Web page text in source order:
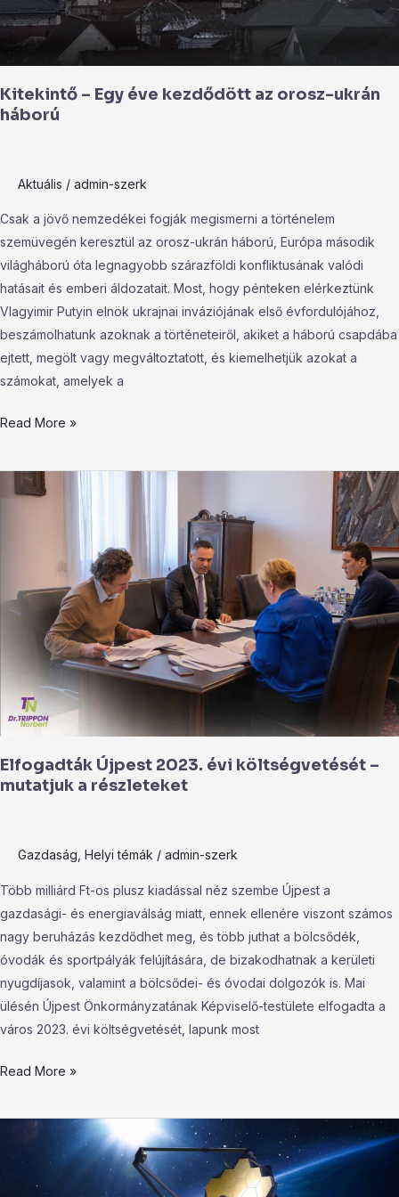
Kitekintő – Egy éve kezdődött az orosz-ukrán
háború
Aktuális / admin-szerk
Csak a jövő nemzedékei fogják megismerni a történelem
szemüvegén keresztül az orosz-ukrán háború, Európa második
világháború óta legnagyobb szárazföldi konfliktusának valódi
hatásait és emberi áldozatait. Most, hogy pénteken elérkeztünk
Vlagyimir Putyin elnök ukrajnai inváziójának első évfordulójához,
beszámolhatunk azoknak a történeteiről, akiket a háború csapdába
ejtett, megölt vagy megváltoztatott, és kiemelhetjük azokat a
számokat, amelyek a
Read More »
Elfogadták Újpest 2023. évi költségvetését –
mutatjuk a részleteket
Gazdaság Helyi témák / admin-szerk
Több milliárd Ft-os plusz kiadással néz szembe Újpest a
gazdasági- és energiaválság miatt, ennek ellenére viszont számos
nagy beruházás kezdődhet meg, és több juthat a bölcsődék,
óvodák és sportpályák felújítására, de bizakodhatnak a kerületi
nyugdíjasok, valamint a bölcsődei- és óvodai dolgozók is. Mai
ülésén Újpest Önkormányzatának Képviselő-testülete elfogadta a
város 2023. évi költségvetését, lapunk most
Elfogadták
költségvetését
részleteket
Read More »
Nem
létezhetne,
mégis